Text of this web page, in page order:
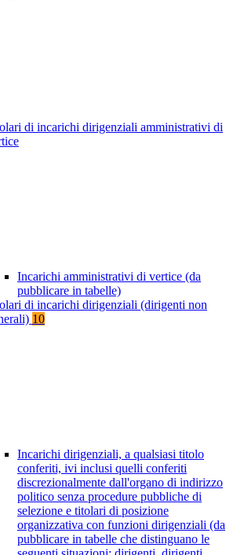
di incarichi dirigenziali amministrativi di
Incarichi amministrativi di vertice (da
pubblicare in tabelle)
di incarichi dirigenziali (dirigenti non
10
Incarichi dirigenziali, a qualsiasi titolo
conferiti, ivi inclusi quelli conferiti
discrezionalmente dall'organo di indirizzo
politico senza procedure pubbliche di
selezione e titolari di posizione
organizzativa con funzioni dirigenziali (da
pubblicare in tabelle che distinguano le